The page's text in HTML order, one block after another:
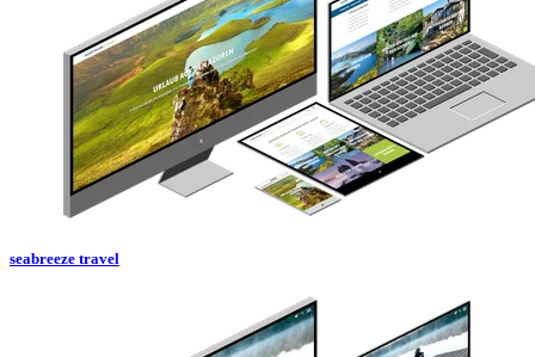
seabreeze travel